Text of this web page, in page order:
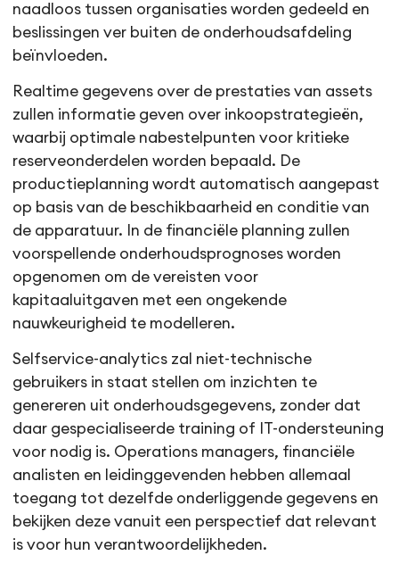
naadloos tussen organisaties worden gedeeld en
beslissingen ver buiten de onderhoudsafdeling
beïnvloeden.
Realtime gegevens over de prestaties van assets
zullen informatie geven over inkoopstrategieën,
waarbij optimale nabestelpunten voor kritieke
reserveonderdelen worden bepaald. De
productieplanning wordt automatisch aangepast
op basis van de beschikbaarheid en conditie van
de apparatuur. In de financiële planning zullen
voorspellende onderhoudsprognoses worden
opgenomen om de vereisten voor
kapitaaluitgaven met een ongekende
nauwkeurigheid te modelleren.
Selfservice-analytics zal niet-technische
gebruikers in staat stellen om inzichten te
genereren uit onderhoudsgegevens, zonder dat
daar gespecialiseerde training of IT-ondersteuning
voor nodig is. Operations managers, financiële
analisten en leidinggevenden hebben allemaal
toegang tot dezelfde onderliggende gegevens en
bekijken deze vanuit een perspectief dat relevant
is voor hun verantwoordelijkheden.